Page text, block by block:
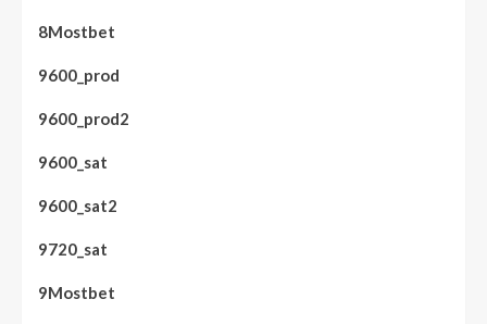
8Mostbet
9600_prod
9600_prod2
9600_sat
9600_sat2
9720_sat
9Mostbet